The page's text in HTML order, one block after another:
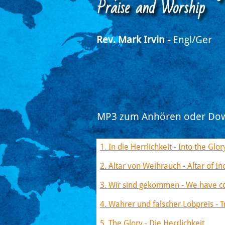
​Praise and Worship
Rev. Mark Irvin - Engl/Ger ​
MP3 zum Anhören oder
1. In die Herrlichkeit - Into the
2. Altar von Weihrauch - Altar of
3. Wir sind gekommen - We have
4. Wahrer und falscher Lobpreis -